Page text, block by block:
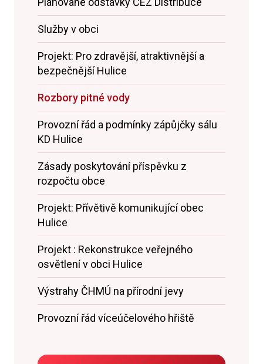
Služby v obci
Projekt: Pro zdravější, atraktivnější a
bezpečnější Hulice
Rozbory pitné vody
Provozní řád a podmínky zápůjčky sálu
KD Hulice
Zásady poskytování příspěvku z
rozpočtu obce
Projekt: Přívětivě komunikující obec
Hulice
Projekt : Rekonstrukce veřejného
osvětlení v obci Hulice
Výstrahy ČHMÚ na přírodní jevy
Provozní řád víceúčelového hřiště